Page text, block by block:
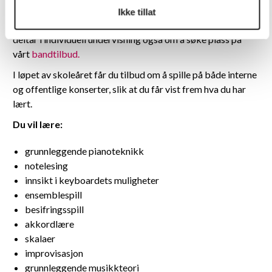
Ikke tillat
deltar i individuell undervisning også om å søke plass på
vårt bandtilbud.
I løpet av skoleåret får du tilbud om å spille på både interne
og offentlige konserter, slik at du får vist frem hva du har
lært.
Du vil lære:
grunnleggende pianoteknikk
notelesing
innsikt i keyboardets muligheter
ensemblespill
besifringsspill
akkordlære
skalaer
improvisasjon
grunnleggende musikkteori